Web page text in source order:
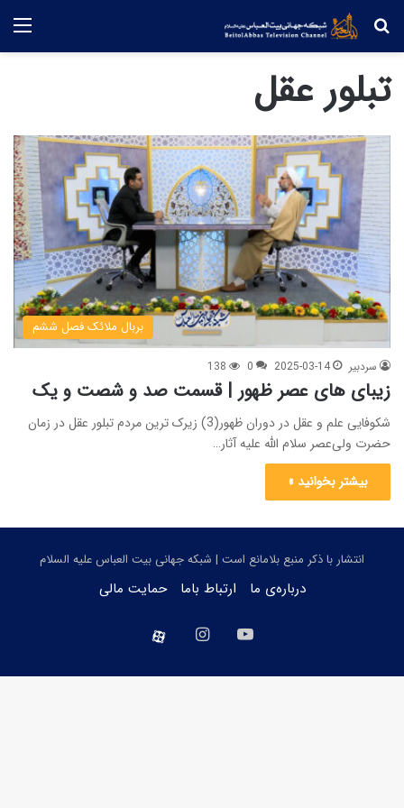
جستجو
تبلور عقل
بربال ملائک فصل ششم
سردبیر 2025-03-14
0
138
زیبای های عصر ظهور | قسمت صد و شصت و یک
شکوفایی علم و عقل در دوران ظهور(3) زیرک ترین مردم تبلور عقل در زمان
حضرت ولی‌عصر سلام الله علیه آثار…
بیشتر بخوانید »
انتشار با ذکر منبع بلامانع است | شبکه جهانی بیت العباس علیه السلام
درباره‌ی ما ارتباط باما حمایت مالی
یوتیوب اینستاگرام